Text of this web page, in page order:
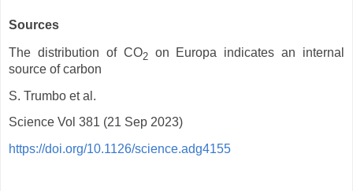
Sources
The distribution of CO2on Europa indicates an internal
source of carbon
S. Trumbo et al.
Science Vol 381 (21 Sep 2023)
https://doi.org/10.1126/science.adg4155